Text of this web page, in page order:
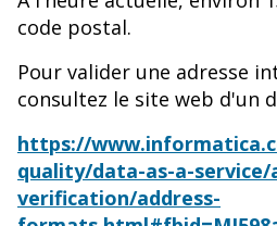
code postal.
Pour valider une adresse
consultez le site web d'un
https://
quality/data-as-a-service/
verification/address-